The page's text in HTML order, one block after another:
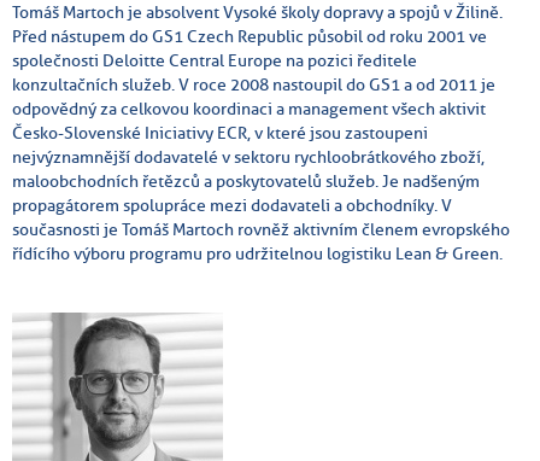
Tomáš Martoch je absolvent Vysoké školy dopravy a spojů v Žilině.
Před nástupem do GS1 Czech Republic působil od roku 2001 ve
společnosti Deloitte Central Europe na pozici ředitele
konzultačních služeb. V roce 2008 nastoupil do GS1 a od 2011 je
odpovědný za celkovou koordinaci a management všech aktivit
Česko-Slovenské Iniciativy ECR, v které jsou zastoupeni
nejvýznamnější dodavatelé v sektoru rychloobrátkového zboží,
maloobchodních řetězců a poskytovatelů služeb. Je nadšeným
propagátorem spolupráce mezi dodavateli a obchodníky. V
současnosti je Tomáš Martoch rovněž aktivním členem evropského
řídícího výboru programu pro udržitelnou logistiku Lean & Green.